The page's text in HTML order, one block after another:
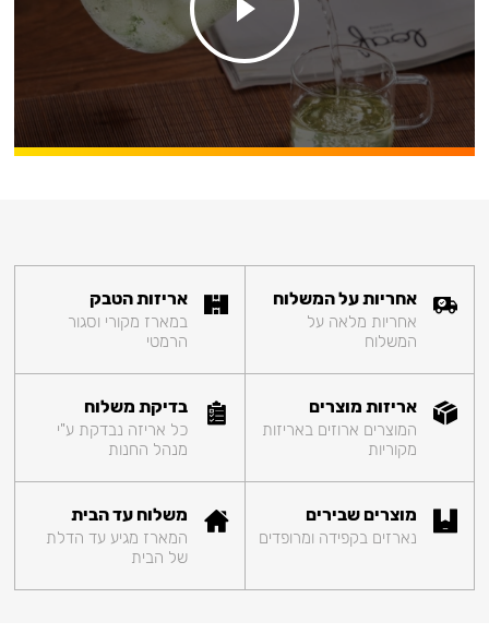
אחריות על המשלוח
אחריות מלאה על
המשלוח
אריזות הטבק
במארז מקורי וסגור
הרמטי
אריזות מוצרים
המוצרים ארוזים באריזות
מקוריות
בדיקת משלוח
כל אריזה נבדקת ע"י
מנהל החנות
מוצרים שבירים
נארזים בקפידה ומרופדים
משלוח עד הבית
המארז מגיע עד הדלת
של הבית